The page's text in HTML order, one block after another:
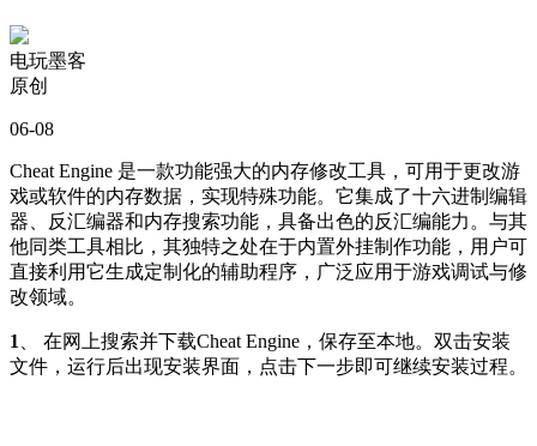
电玩墨客
原创
06-08
Cheat Engine 是一款功能强大的内存修改工具，可用于更改游
戏或软件的内存数据，实现特殊功能。它集成了十六进制编辑
器、反汇编器和内存搜索功能，具备出色的反汇编能力。与其
他同类工具相比，其独特之处在于内置外挂制作功能，用户可
直接利用它生成定制化的辅助程序，广泛应用于游戏调试与修
改领域。
1
、 在网上搜索并下载Cheat Engine，保存至本地。双击安装
文件，运行后出现安装界面，点击下一步即可继续安装过程。